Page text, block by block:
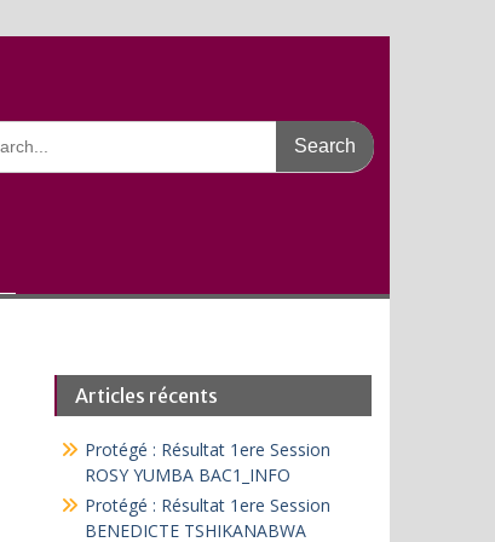
Articles récents
Protégé : Résultat 1ere Session
ROSY YUMBA BAC1_INFO
Protégé : Résultat 1ere Session
BENEDICTE TSHIKANABWA